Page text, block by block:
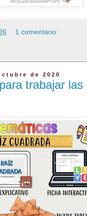
1 comentario:
de 2020
trabajar